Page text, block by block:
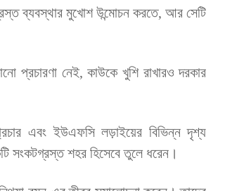
ব্যবস্থার মুখোশ উন্মোচন করতে, আর সেটি
নেই, কাউকে খুশি রাখারও দরকার
এবং ইউএফসি লড়াইয়ের বিভিন্ন দৃশ্য
সংকটগ্রস্ত শহর হিসেবে তুলে ধরেন।